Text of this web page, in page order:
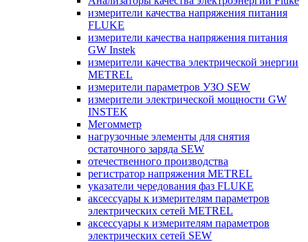
измерители качества напряжения питания
FLUKE
измерители качества напряжения питания
GW Instek
измерители качества электрической энергии
METREL
измерители параметров УЗО SEW
измерители электрической мощности GW
INSTEK
Мегомметр
нагрузочные элементы для снятия
остаточного заряда SEW
отечественного производства
регистратор напряжения METREL
указатели чередования фаз FLUKE
аксессуары к измерителям параметров
электрических сетей METREL
аксессуары к измерителям параметров
электрических сетей SEW